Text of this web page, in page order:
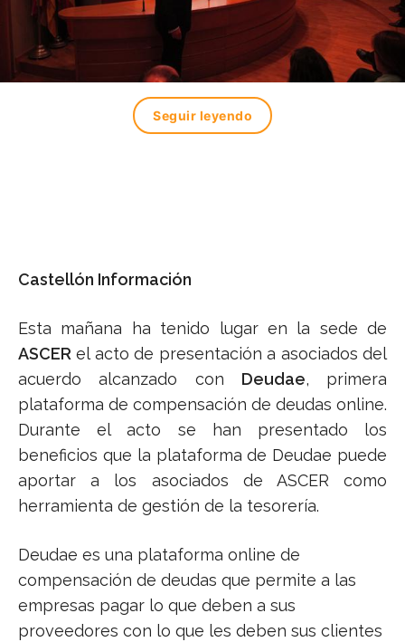
Seguir leyendo
Castellón Información
Esta mañana ha tenido lugar en la sede de
ASCER el acto de presentación a asociados del
acuerdo alcanzado con Deudae, primera
plataforma de compensación de deudas online.
Durante el acto se han presentado los
beneficios que la plataforma de Deudae puede
aportar a los asociados de ASCER como
herramienta de gestión de la tesorería.
Deudae es una plataforma online de
compensación de deudas que permite a las
empresas pagar lo que deben a sus
proveedores con lo que les deben sus clientes